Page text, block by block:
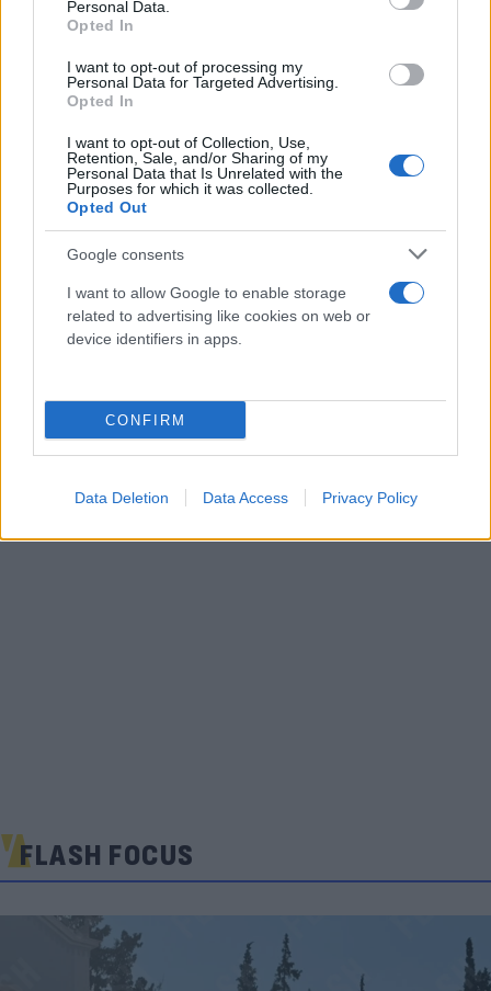
Personal Data.
Opted In
I want to opt-out of processing my
Personal Data for Targeted Advertising.
Opted In
I want to opt-out of Collection, Use,
Retention, Sale, and/or Sharing of my
Personal Data that Is Unrelated with the
Purposes for which it was collected.
Opted Out
Google consents
I want to allow Google to enable storage
related to advertising like cookies on web or
device identifiers in apps.
CONFIRM
Data Deletion Data Access Privacy Policy
07.08.2026 ΓΙΏΡΓΟΣ ΓΕΩΡΓΑΚΌΠΟΥΛΟΣ
FLASH FOCUS